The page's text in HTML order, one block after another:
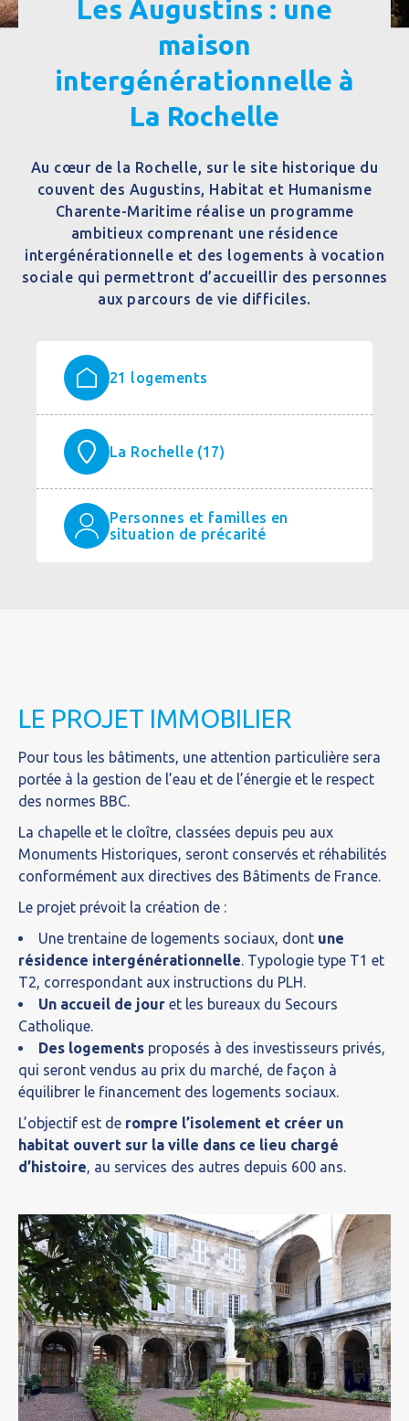
Les Augustins : une
maison
intergénérationnelle à
La Rochelle
Au cœur de la Rochelle, sur le site historique du
couvent des Augustins, Habitat et Humanisme
Charente-Maritime réalise un programme
ambitieux comprenant une résidence
intergénérationnelle et des logements à vocation
sociale qui permettront d’accueillir des personnes
aux parcours de vie difficiles.
21 logements
La Rochelle (17)
Personnes et familles en
situation de précarité
LE PROJET IMMOBILIER
Pour tous les bâtiments, une attention particulière sera
portée à la gestion de l’eau et de l’énergie et le respect
des normes BBC.
La chapelle et le cloître, classées depuis peu aux
Monuments Historiques, seront conservés et réhabilités
conformément aux directives des Bâtiments de France.
Le projet prévoit la création de :
Une trentaine de logements sociaux, dont une
résidence intergénérationnelle. Typologie type T1 et
T2, correspondant aux instructions du PLH.
Un accueil de jour et les bureaux du Secours
Catholique.
Des logements proposés à des investisseurs privés,
qui seront vendus au prix du marché, de façon à
équilibrer le financement des logements sociaux.
L’objectif est de rompre l’isolement et créer un
habitat ouvert sur la ville dans ce lieu chargé
d’histoire, au services des autres depuis 600 ans.